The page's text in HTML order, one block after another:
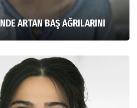
ARTAN BAŞ AĞRILARINI